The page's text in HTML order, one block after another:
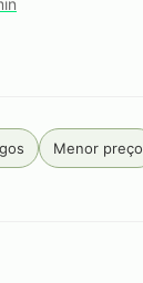
Menor preço